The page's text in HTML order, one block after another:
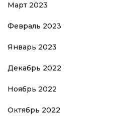
Март 2023
Февраль 2023
Январь 2023
Декабрь 2022
Ноябрь 2022
Октябрь 2022